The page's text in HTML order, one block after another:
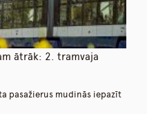
ātrāk: 2. tramvaja
pasažierus mudinās iepazīt